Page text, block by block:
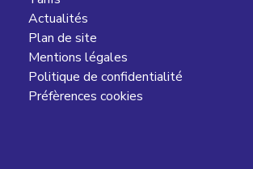
Actualités
Plan de site
Mentions légales
Politique de confidentialité
Préfèrences cookies